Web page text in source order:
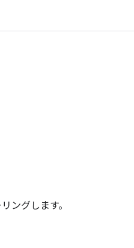
ングします。